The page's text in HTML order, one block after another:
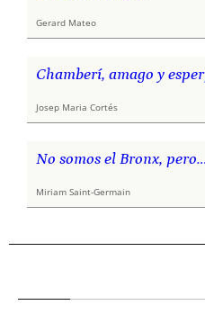
Gerard Mateo
Chamberí, amago y
Josep Maria Cortés
No somos el Bronx, pero…
Miriam Saint-Germain